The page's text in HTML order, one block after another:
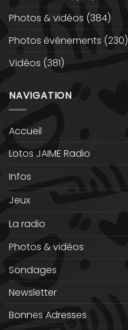
Photos & vidéos (384)
Photos événements (230)
Vidéos (381)
NAVIGATION
Accueil
Lotos JAIME Radio
Infos
Jeux
La radio
Photos & vidéos
Sondages
Newsletter
Bonnes Adresses